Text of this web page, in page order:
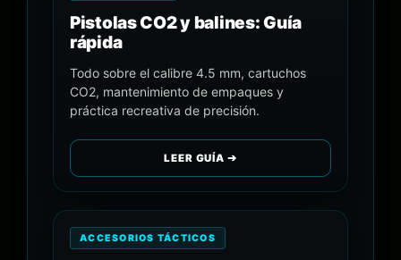
Pistolas CO2 y balines: Guía
rápida
Todo sobre el calibre 4.5 mm, cartuchos
CO2, mantenimiento de empaques y
práctica recreativa de precisión.
LEER GUÍA ➔
ACCESORIOS TÁCTICOS